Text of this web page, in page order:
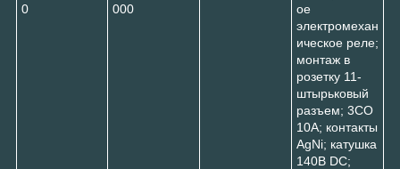
0
000
ое
электромехан
ическое реле;
монтаж в
розетку 11-
штырьковый
разъем; 3CO
10A; контакты
AgNi; катушка
140В DC;